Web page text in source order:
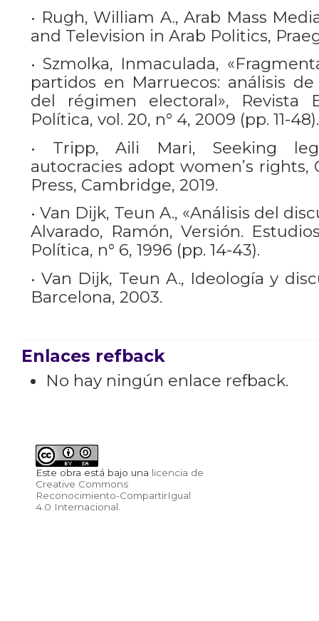
• Rugh, William A., Arab Mass
and Television in Arab Politics,
• Szmolka, Inmaculada,
partidos en Marruecos: análisis
del régimen electoral», Revista
Política, vol. 20, n° 4, 2009 (pp. 11-48).
• Tripp, Aili Mari, Seeking
autocracies adopt women’s rights,
Press, Cambridge, 2019.
• Van Dijk, Teun A., «Análisis del
Alvarado, Ramón, Versión.
Política, n° 6, 1996 (pp. 14-43).
• Van Dijk, Teun A., Ideología y
Barcelona, 2003.
Enlaces refback
No hay ningún enlace refback.
Este obra está bajo una licencia de
Creative Commons
Reconocimiento-CompartirIgual
4.0 Internacional